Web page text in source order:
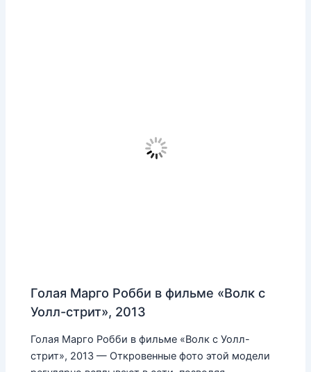
Голая Марго Робби в фильме «Волк с
Уолл-стрит», 2013
Голая Марго Робби в фильме «Волк с Уолл-
стрит», 2013 — Откровенные фото этой модели